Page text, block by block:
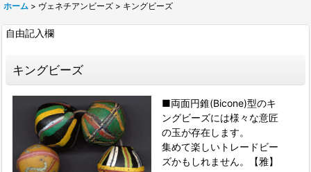
ホーム > ヴェネチアンビーズ > キングビーズ
自由記入欄
キングビーズ
■両面円錐(Bicone)型のキ
ングビーズには様々な意匠
の玉が存在します。
集めて楽しいトレードビー
ズかもしれません。【雅】